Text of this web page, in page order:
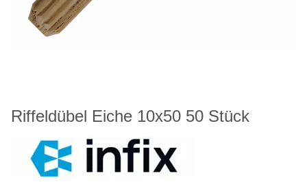
Riffeldübel Eiche 10x50 50 Stück